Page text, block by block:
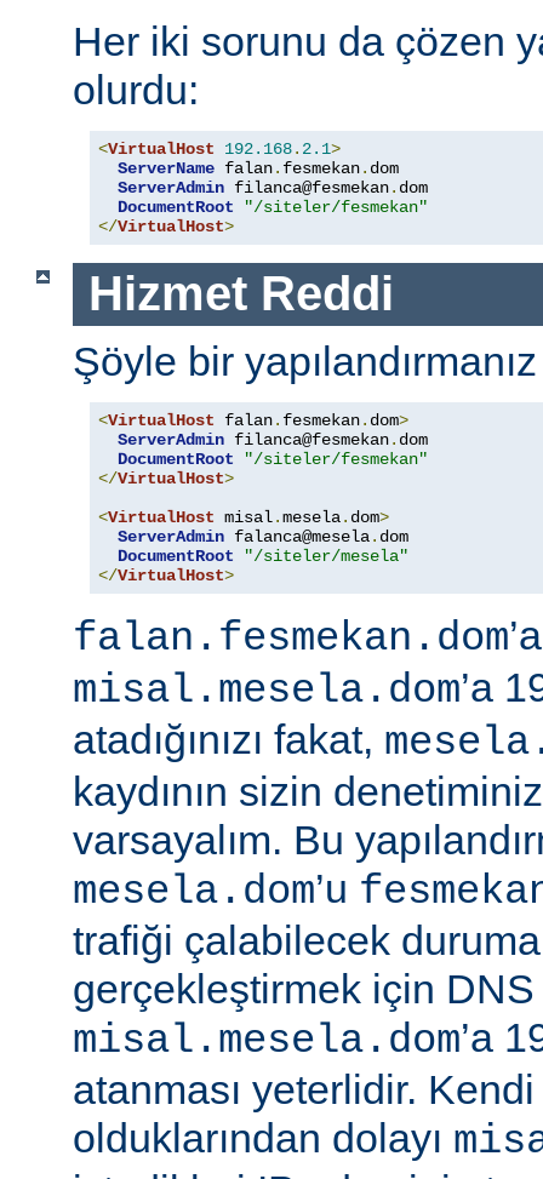
Her iki sorunu da çözen
olurdu:
<VirtualHost 192.168. 2.1>
ServerName falan. fesmekan. dom
ServerAdmin filanca@fesmekan. dom
DocumentRoot
"/siteler/fesmekan"
</VirtualHost>
Hizmet Reddi
Şöyle bir
<VirtualHost falan. fesmekan. dom>
ServerAdmin filanca@fesmekan. dom
DocumentRoot
"/siteler/fesmekan"
</VirtualHost>
<VirtualHost misal.mesela. dom>
ServerAdmin falanca@mesela. dom
DocumentRoot
"/siteler/mesela"
</VirtualHost>
falan.fesmekan.dom
misal.mesela.dom’a
atadığınızı fakat,
kaydının sizin
varsayalım. Bu
mesela.dom’u
trafiği çalabilecek
gerçekleştirmek için DNS
misal.mesela.dom’a
atanması yeterlidir.
olduklarından dolayı